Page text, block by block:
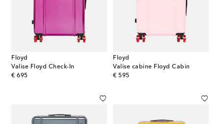
Floyd
Valise Floyd Check-In
€ 695
original price
Floyd
Valise cabine Floyd Cabin
€ 595
original price